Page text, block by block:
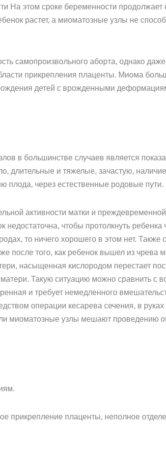
этом сроке беременности продолжает
растет, а миоматозные узлы не
самопроизвольного аборта, однако
прикрепления плаценты. Миома
детей с врожденными
в большинстве случаев является
длительные и тяжелые, зачастую, наличие
через естественные родовые пути.
активности матки и
недостаточна, чтобы протолкнуть
то ничего хорошего в этом нет. Также
после того, как ребенок вышел из чрева
насыщенная кислородом перестает
Такую ситуацию можно сравнить с
и требует немедленного
операции кесарева сечения, в руках
миоматозные узлы мешают проведению
прикрепление плаценты, неполное